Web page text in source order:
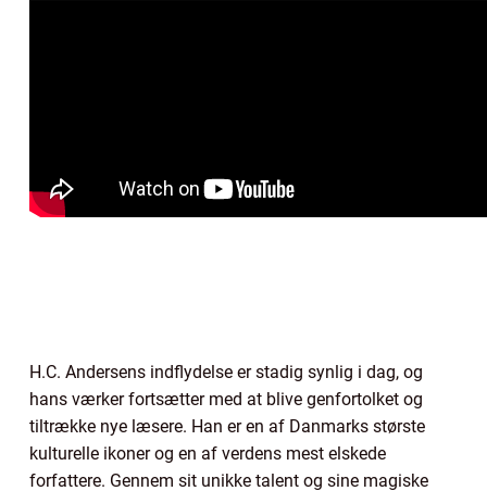
H.C. Andersens indflydelse er stadig synlig i dag, og
hans værker fortsætter med at blive genfortolket og
tiltrække nye læsere. Han er en af Danmarks største
kulturelle ikoner og en af verdens mest elskede
forfattere. Gennem sit unikke talent og sine magiske